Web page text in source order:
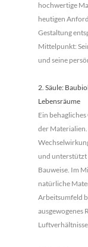
hochwertige
heutigen
Gestaltung
Mittelpunkt:
und seine
2. Säule:
Lebensräume
Ein
der
und unterstützt
Bauweise. Im
natürliche
Arbeitsumfeld
ausgewogenes